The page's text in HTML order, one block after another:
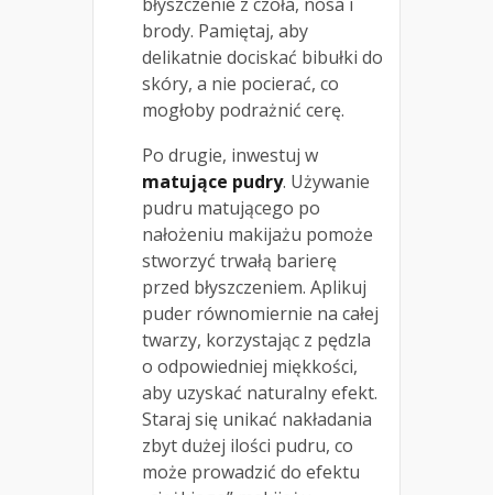
brody. Pamiętaj, aby
delikatnie dociskać bibułki do
skóry, a nie pocierać, co
mogłoby podrażnić cerę.
Po drugie, inwestuj w
matujące pudry. Używanie
pudru matującego po
nałożeniu makijażu pomoże
stworzyć trwałą barierę
przed błyszczeniem. Aplikuj
puder równomiernie na całej
twarzy, korzystając z pędzla
o odpowiedniej miękkości,
aby uzyskać naturalny efekt.
Staraj się unikać nakładania
zbyt dużej ilości pudru, co
może prowadzić do efektu